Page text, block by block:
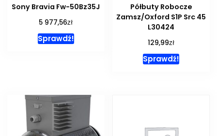
Sony Bravia Fw-50Bz35J
5 977,56zł
Sprawdź!
Półbuty Robocze
Zamsz/Oxford S1P Src 45
L30424
129,99zł
Sprawdź!